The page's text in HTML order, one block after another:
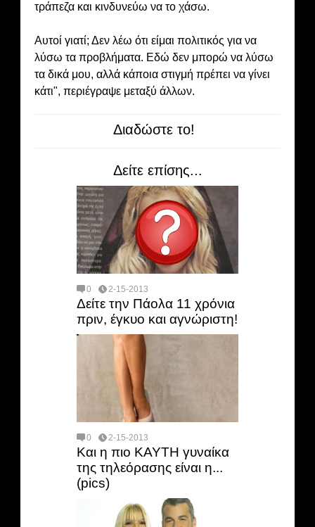
τράπεζα και κινδυνεύω να το χάσω.
Αυτοί γιατί; Δεν λέω ότι είμαι πολιτικός για να
λύσω τα προβλήματα. Εδώ δεν μπορώ να λύσω
τα δικά μου, αλλά κάποια στιγμή πρέπει να γίνει
κάτι", περιέγραψε μεταξύ άλλων.
Διαδώστε το!
Δείτε επίσης...
0 2-15-2013
Δείτε την Πάολα 11 χρόνια
πριν, έγκυο και αγνώριστη!
0 2-15-2013
Και η πιο KAYTH γυναίκα
της τηλεόρασης είναι η...
(pics)